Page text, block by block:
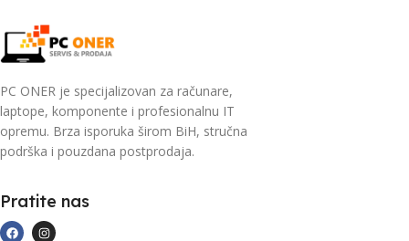
PC ONER je specijalizovan za računare,
laptope, komponente i profesionalnu IT
opremu. Brza isporuka širom BiH, stručna
podrška i pouzdana postprodaja.
Pratite nas